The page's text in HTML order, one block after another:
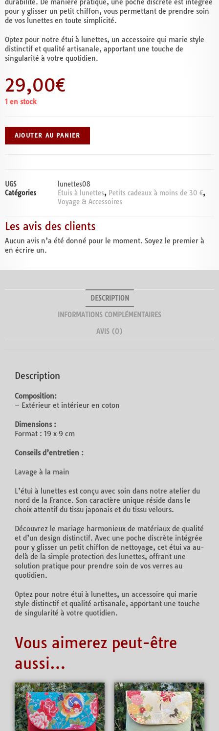
pour y glisser un petit chiffon, vous permettant de prendre soin
de vos lunettes en toute simplicité.
Optez pour notre étui à lunettes, un accessoire qui marie style
distinctif et qualité artisanale, apportant une touche de
singularité à votre quotidien.
29,00€
1 en stock
AJOUTER AU PANIER
UGS
lunettes08
Catégories
Étuis à lunettes, Petits cadeaux à moins de 30 €,
Voyage & Accessoires
Les avis des clients
Aucun avis n’a été donné pour le moment. Soyez le premier à
en écrire un.
DESCRIPTION
INFORMATIONS COMPLÉMENTAIRES
AVIS (0)
Description
Composition:
– Extérieur et intérieur en coton
Dimensions :
Format : 19 x 9 cm
Conseils d’entretien :
Lavage à la main
L’étui à lunettes est conçu avec soin dans notre atelier du
nord de la France. Son caractère unique réside dans le
choix attentif du tissu japonais et du tissu velours.
Découvrez le mariage harmonieux de matériaux de qualité
et d’un design distinctif. Avec une poche discrète intégrée
pour y glisser un petit chiffon de nettoyage, cet étui va au-
delà de la simple protection des lunettes, offrant une
solution pratique pour prendre soin de vos verres au
quotidien.
Optez pour notre étui à lunettes, un accessoire qui marie
style distinctif et qualité artisanale, apportant une touche
de singularité à votre quotidien.
Vous aimerez peut-être
aussi…